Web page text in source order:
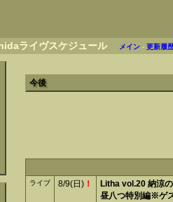
ライヴスケジュール メイン -更新履
今後
ライブ 8/9(日) ！
Litha vol.20 納涼
昼八つ特別編※ゲ